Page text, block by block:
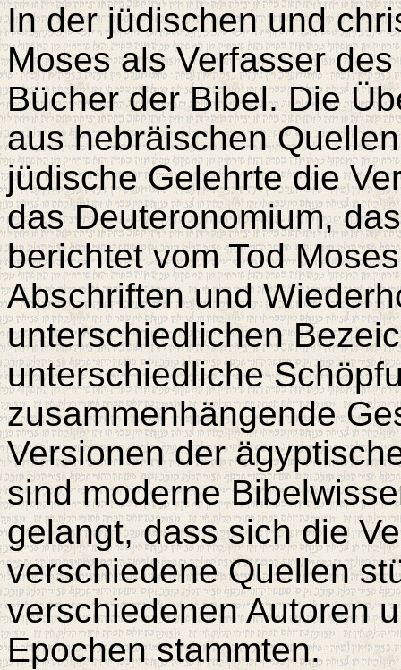
In der jüdischen und
Moses als Verfasser
Bücher der Bibel. Die
aus hebräischen
jüdische Gelehrte die
das Deuteronomium,
berichtet vom Tod
Abschriften und
unterschiedlichen
unterschiedliche
zusammenhängende
Versionen der
sind moderne
gelangt, dass sich die
verschiedene Quellen
verschiedenen Autoren
Epochen stammten.